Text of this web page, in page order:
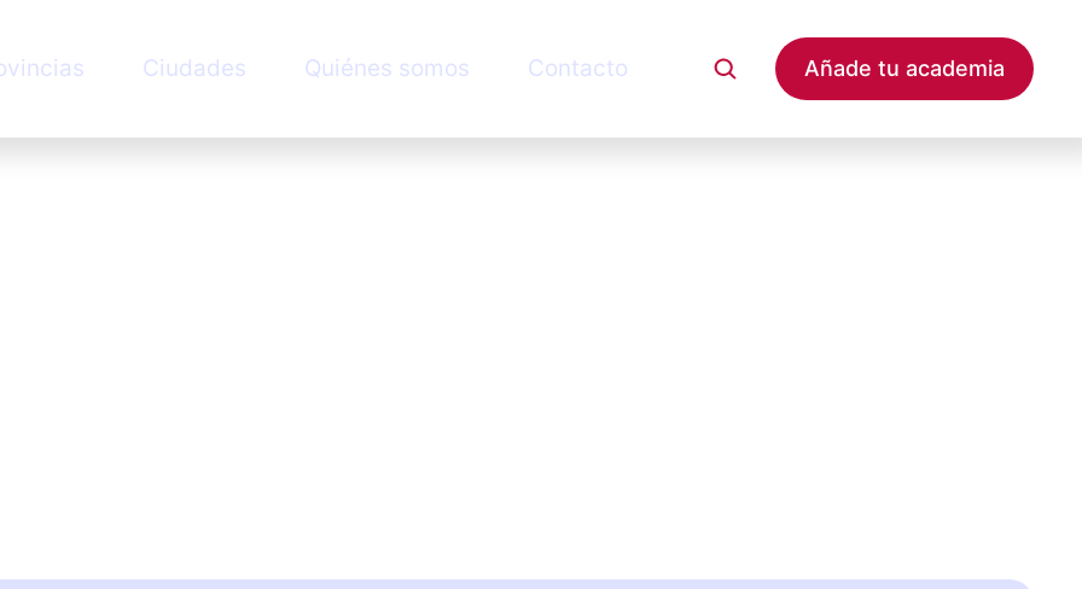
Ciudades Quiénes somos Contacto Añade tu academia